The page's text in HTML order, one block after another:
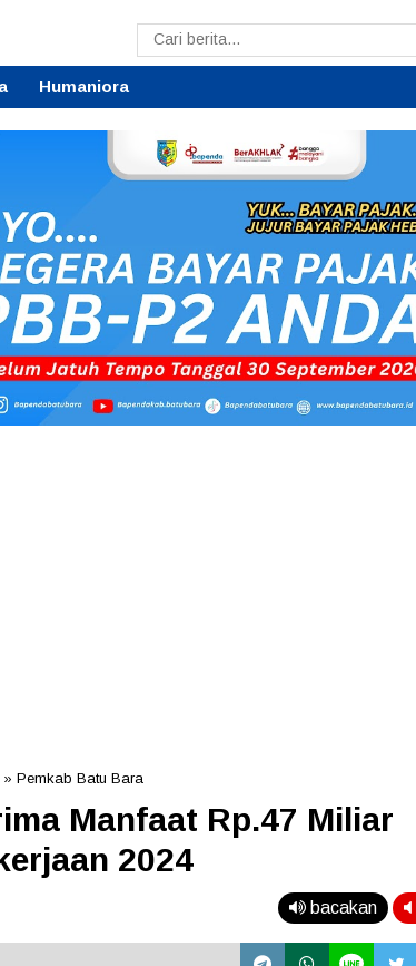
Humaniora
» Pemkab Batu Bara
Manfaat Rp.47 Miliar
2024
bacakan